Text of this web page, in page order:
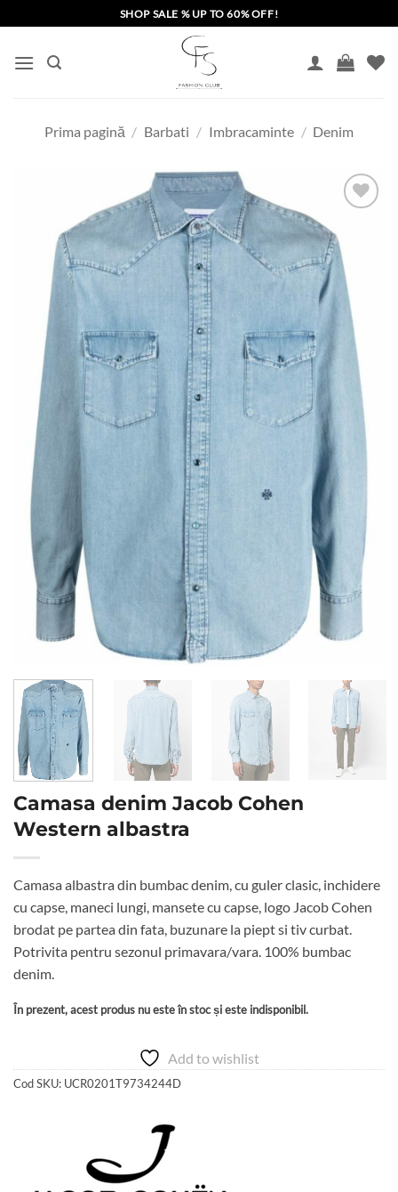
to
content
SHOP SALE % UP TO 60% OFF!
Prima pagină / Barbati / Imbracaminte / Denim
wishlist
Camasa denim Jacob Cohen
Western albastra
Camasa albastra din bumbac denim, cu guler clasic, inchidere
cu capse, maneci lungi, mansete cu capse, logo Jacob Cohen
brodat pe partea din fata, buzunare la piept si tiv curbat.
Potrivita pentru sezonul primavara/vara. 100% bumbac
denim.
În prezent, acest produs nu este în stoc și este indisponibil.
Add to wishlist
Cod SKU: UCR0201T9734244D